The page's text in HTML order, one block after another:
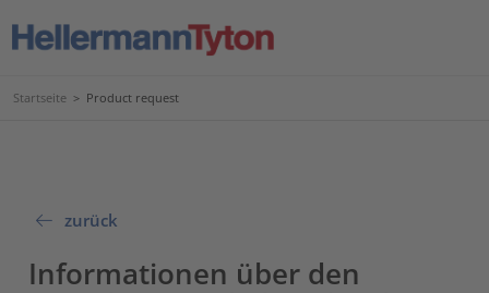
Startseite > Product request
zurück
Informationen über den